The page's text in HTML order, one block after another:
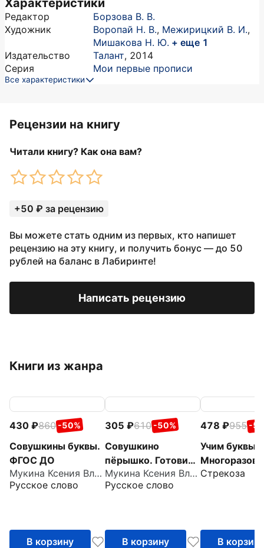
Характеристики
Редактор
Борзова В. В.
Художник
Воропай Н. В., Межирицкий В. И.,
Мишакова Н. Ю. + еще 1
Издательство
Талант, 2014
Серия
Мои первые прописи
Все характеристики
Рецензии на книгу
Читали книгу? Как она вам?
+50 ₽ за рецензию
Вы можете стать одним из первых, кто напишет
рецензию на эту книгу, и получить бонус — до 50
рублей на баланс в Лабиринте!
Написать рецензию
Книги из жанра
430 860 -50%
Совушкины буквы.
ФГОС ДО
Мукина Ксения Владимировна
Русское слово
В корзину
305 610 -50%
Совушкино
пёрышко. Готовим
руку к письму.
ФГОС ДО
Мукина Ксения Владимировна
Русское слово
В корзину
478 955 -
Учим буквы.
рабочие
Стрекоза
В корзину